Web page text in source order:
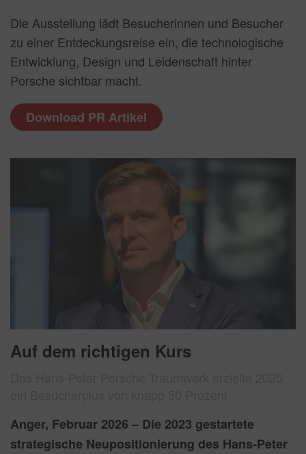
Die Ausstellung lädt Besucherinnen und Besucher
zu einer Entdeckungsreise ein, die technologische
Entwicklung, Design und Leidenschaft hinter
Porsche sichtbar macht.
Download PR Artikel
Auf dem richtigen Kurs
Anger, Februar 2026 – Die 2023 gestartete
strategische Neupositionierung des Hans-Peter